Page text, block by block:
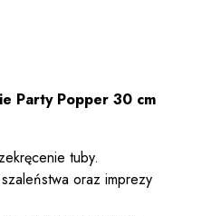
Party Popper 30 cm
tuby.
oraz imprezy